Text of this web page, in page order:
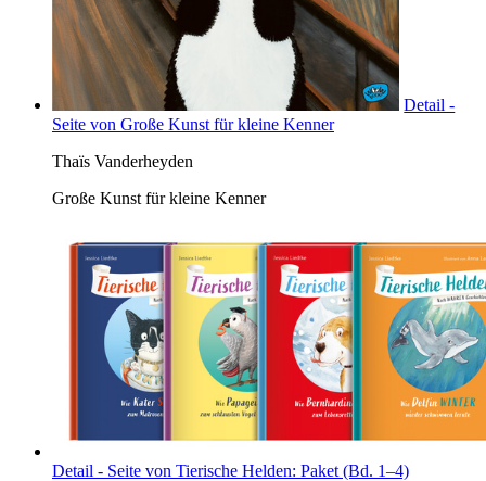
Detail -
Seite von Große Kunst für kleine Kenner
Thaïs Vanderheyden
Große Kunst für kleine Kenner
Detail - Seite von Tierische Helden: Paket (Bd. 1–4)